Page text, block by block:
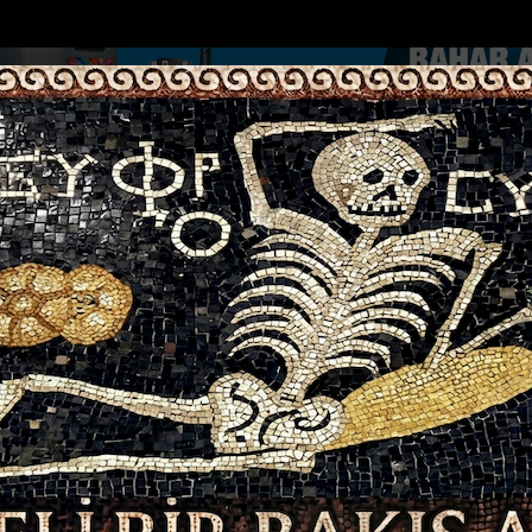
DOLAR 46.2686 EURO 53.5186
GÜNDEM MAGAZİN KADIN-YAŞAM SPOR SAĞLIK
u... Hatay'da Tır Kazası: Sürücü YaralandıYazarlar Web TV